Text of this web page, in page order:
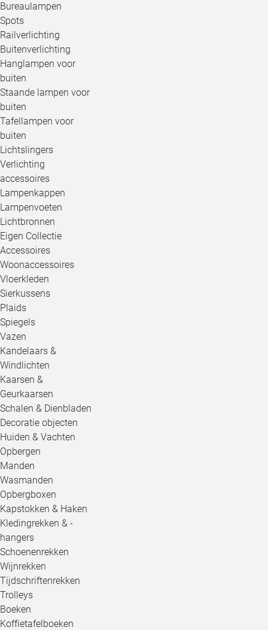
Bureaulampen
Spots
Railverlichting
Buitenverlichting
Hanglampen voor
buiten
Staande lampen voor
buiten
Tafellampen voor
buiten
Lichtslingers
Verlichting
accessoires
Lampenkappen
Lampenvoeten
Lichtbronnen
Eigen Collectie
Accessoires
Woonaccessoires
Vloerkleden
Sierkussens
Plaids
Spiegels
Vazen
Kandelaars &
Windlichten
Kaarsen &
Geurkaarsen
Schalen & Dienbladen
Decoratie objecten
Huiden & Vachten
Opbergen
Manden
Wasmanden
Opbergboxen
Kapstokken & Haken
Kledingrekken & -
hangers
Schoenenrekken
Wijnrekken
Tijdschriftenrekken
Trolleys
Boeken
Koffietafelboeken